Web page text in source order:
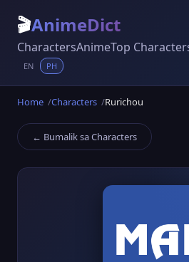
🎬AnimeDict
CharactersAnimeTop
EN PH
Home Characters Rurichou
← Bumalik sa Characters